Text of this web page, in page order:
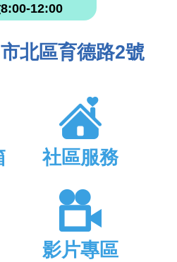
12:00
北區育德路2號
社區服務
影片專區